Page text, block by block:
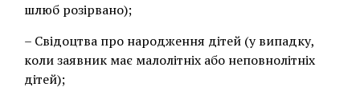
шлюб розірвано);
– Свідоцтва про народження дітей (у випадку,
коли заявник має малолітніх або неповнолітніх
дітей);